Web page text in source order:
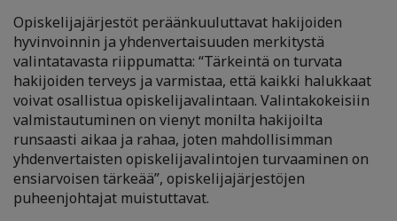
Opiskelijajärjestöt peräänkuuluttavat hakijoiden
hyvinvoinnin ja yhdenvertaisuuden merkitystä
valintatavasta riippumatta: “Tärkeintä on turvata
hakijoiden terveys ja varmistaa, että kaikki halukkaat
voivat osallistua opiskelijavalintaan. Valintakokeisiin
valmistautuminen on vienyt monilta hakijoilta
runsaasti aikaa ja rahaa, joten mahdollisimman
yhdenvertaisten opiskelijavalintojen turvaaminen on
ensiarvoisen tärkeää”, opiskelijajärjestöjen
puheenjohtajat muistuttavat.